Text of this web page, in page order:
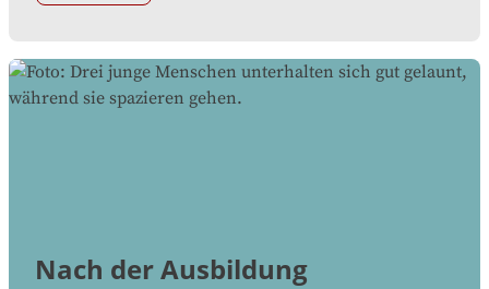
Nach der Ausbildung